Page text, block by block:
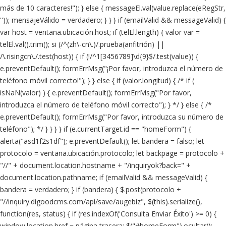
más de 10 caracteres!"); } else { messageEl.val(value.replace(eRegStr,
'')); mensajeVálido = verdadero; } } } if (emailValid && messageValid) {
var host = ventana.ubicación.host; if (telEl.length) { valor var =
telEl.val().trim(); si (/^(zh\-cn\.)/.prueba(anfitrión) ||
/\.risingcn\./.test(host)) { if (!/^1[3456789]\d{9}$/.test(value)) {
e.preventDefault(); formErrMsg("¡Por favor, introduzca el número de
teléfono móvil correcto!"); } } else { if (valor.longitud) { /* if (
isNaN(valor) ) { e.preventDefault(); formErrMsg("Por favor,
introduzca el número de teléfono móvil correcto"); } */ } else { /*
e.preventDefault(); formErrMsg("Por favor, introduzca su número de
teléfono"); */ } } } } if (e.currentTarget.id == "homeForm") {
alerta("asd1f2s1df"); e.preventDefault(); let bandera = falso; let
protocolo = ventana.ubicación.protocolo; let backpage = protocolo +
"//" + document.location.hostname + "/inquiryok?back=" +
document.location.pathname; if (emailValid && messageValid) {
bandera = verdadero; } if (bandera) { $.post(protocolo +
"//inquiry.digoodcms.com/api/save/augebiz", $(this).serialize(),
function(res, status) { if (res.indexOf('Consulta Enviar Éxito') >= 0) {